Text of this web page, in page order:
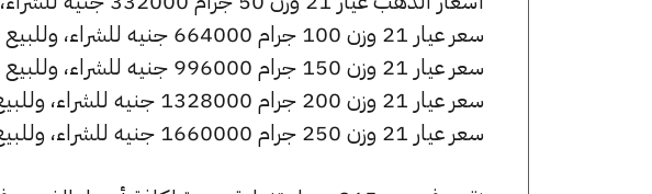
سعر عيار 21 وزن 100 جرام 664000 جنيه للشراء، وللبيع 669000 جنيه.
سعر عيار 21 وزن 150 جرام 996000 جنيه للشراء، وللبيع 1003500 جنيه.
سعر عيار 21 وزن 200 جرام 1328000 جنيه للشراء، وللبيع 1338000 جنيه.
سعر عيار 21 وزن 250 جرام 1660000 جنيه للشراء، وللبيع 1672500 جنيه.